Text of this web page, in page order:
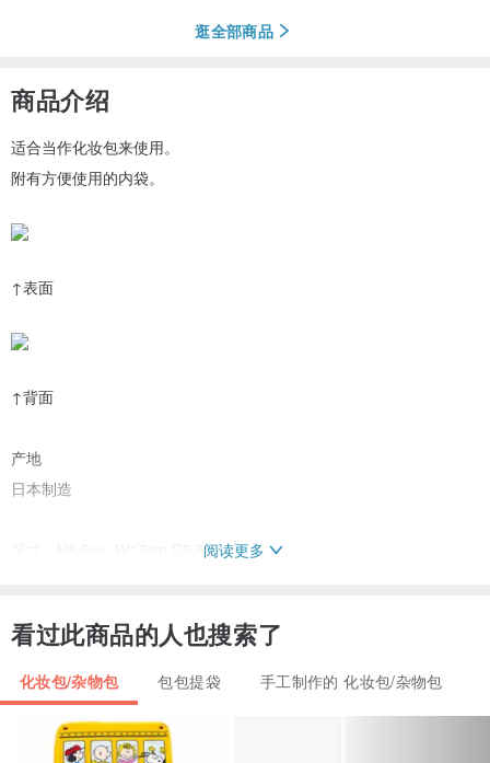
逛全部商品
商品介绍
适合当作化妆包来使用。
附有方便使用的内袋。
↑表面
↑背面
产地
日本制造
尺寸：H8.5cm W17cm D5.5cm
↓下面的图片是一个样本图片
阅读更多
看过此商品的人也搜索了
化妆包/杂物包 包包提袋 手工制作的 化妆包/杂物包